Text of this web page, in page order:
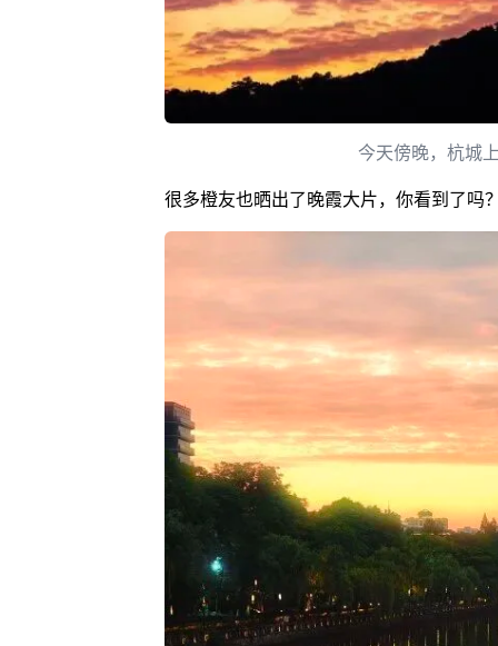
今天傍晚，杭城
很多橙友也晒出了晚霞大片，你看到了吗